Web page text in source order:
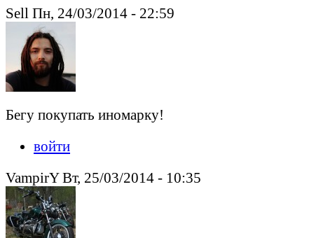
Sell Пн, 24/03/2014 - 22:59
Бегу покупать иномарку!
войти
VampirY Вт, 25/03/2014 - 10:35